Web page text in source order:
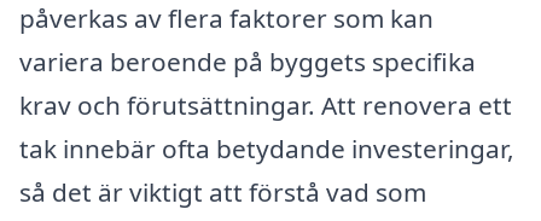
påverkas av flera faktorer som kan
variera beroende på byggets specifika
krav och förutsättningar. Att renovera ett
tak innebär ofta betydande investeringar,
så det är viktigt att förstå vad som